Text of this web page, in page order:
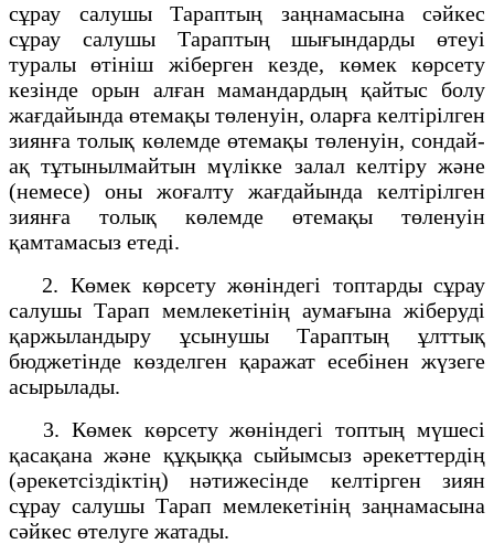
сұрау салушы Тараптың заңнамасына сәйкес
сұрау салушы Тараптың шығындарды өтеуі
туралы өтініш жіберген кезде, көмек көрсету
кезінде орын алған мамандардың қайтыс болу
жағдайында өтемақы төленуін, оларға келтірілген
зиянға толық көлемде өтемақы төленуін, сондай-
ақ тұтынылмайтын мүлікке залал келтіру және
(немесе) оны жоғалту жағдайында келтірілген
зиянға толық көлемде өтемақы төленуін
қамтамасыз етеді.
2. Көмек көрсету жөніндегі топтарды сұрау
салушы Тарап мемлекетінің аумағына жіберуді
қаржыландыру ұсынушы Тараптың ұлттық
бюджетінде көзделген қаражат есебінен жүзеге
асырылады.
3. Көмек көрсету жөніндегі топтың мүшесі
қасақана және құқыққа сыйымсыз әрекеттердің
(әрекетсіздіктің) нәтижесінде келтірген зиян
сұрау салушы Тарап мемлекетінің заңнамасына
сәйкес өтелуге жатады.